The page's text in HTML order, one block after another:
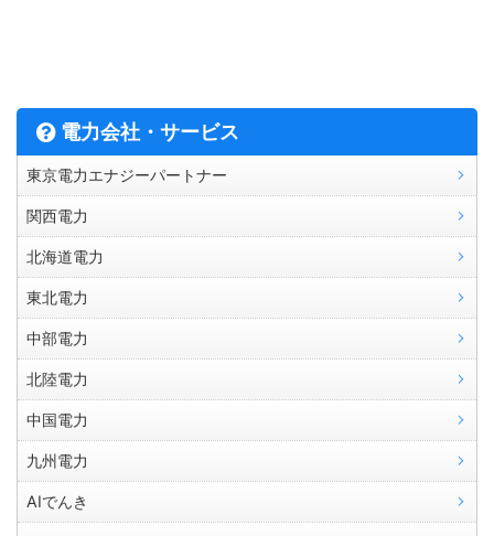
電力会社・サービス
東京電力エナジーパートナー
関西電力
北海道電力
東北電力
中部電力
北陸電力
中国電力
九州電力
AIでんき